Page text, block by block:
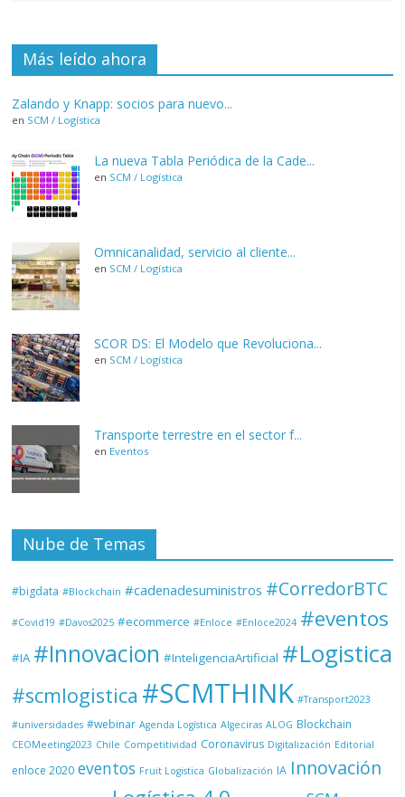
Más leído ahora
Zalando y Knapp: socios para nuevo...
en SCM / Logística
La nueva Tabla Periódica de la Cade...
en SCM / Logística
Omnicanalidad, servicio al cliente...
en SCM / Logística
SCOR DS: El Modelo que Revoluciona...
en SCM / Logística
Transporte terrestre en el sector f...
en Eventos
Nube de Temas
#bigdata #Blockchain #cadenadesuministros #CorredorBTC
#Covid19 #Davos2025 #ecommerce #Enloce #Enloce2024 #eventos
#IA #Innovacion #InteligenciaArtificial #Logistica
#scmlogistica #SCMTHINK #Transport2023
#universidades #webinar Agenda Logística Algeciras ALOG Blockchain
CEOMeeting2023 Chile Competitividad Coronavirus Digitalización Editorial
enloce 2020 eventos Fruit Logistica Globalización IA Innovación